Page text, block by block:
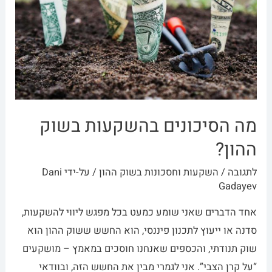
מה הסיכונים בהשקעות בשוק
ההון?
לתגובה / השקעות וחסכונות בשוק ההון / על-ידי Dani
Gadayev
אחד הדברים שאני שומע כמעט בכל מפגש ליווי להשקעות,
סדנה או ייעוץ לתכנון פיננסי, הוא החשש ששוק ההון הוא
שוק תנודתי, והכספים שאנחנו חוסכים במאמץ – מושקעים
“על קרן הצבי”. אני לגמרי מבין את החשש הזה, ובוודאי